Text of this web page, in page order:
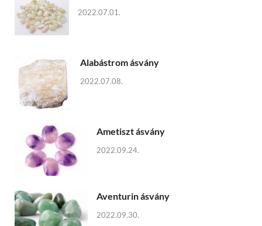
2022.07.01.
Alabástrom ásvány
2022.07.08.
Ametiszt ásvány
2022.09.24.
Aventurin ásvány
2022.09.30.